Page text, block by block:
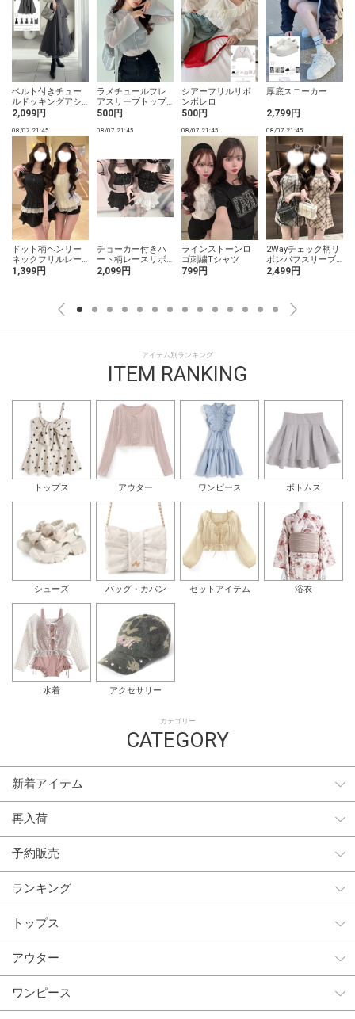
ベルト付きチュー
ルドッキングアシ
ンメトリーワンピ
2,099円
ラメチュールフレ
アスリーブトップ
ス
500円
シアーフリルリボ
ンボレロ
500円
厚底スニーカー
2,799円
08/07 21:45
ドット柄ヘンリー
ネックフリルレー
ストップス
1,399円
08/07 21:45
チョーカー付きハ
ート柄レースリボ
ンレイヤード風ニ
2,099円
08/07 21:45
ラインストーンロ
ゴ刺繍Tシャツ
799円
08/07 21:45
2Wayチェック柄リ
ボンパフスリーブ
ミニワンピース
2,499円
アイテム別ランキング
ITEM RANKING
トップス アウター ワンピース ボトムス
シューズ バッグ・カバン セットアイテム 浴衣
水着 アクセサリー
カテゴリー
CATEGORY
新着アイテム
再入荷
予約販売
ランキング
トップス
アウター
ワンピース